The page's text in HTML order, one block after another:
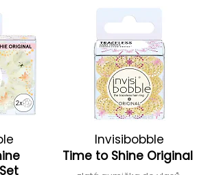
Invisibobble
Time to Shine Original